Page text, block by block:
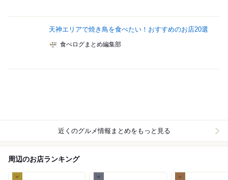
天神エリアで焼き鳥を食べたい！おすすめのお店20選
食べログまとめ編集部
近くのグルメ情報まとめをもっと見る
周辺のお店ランキング